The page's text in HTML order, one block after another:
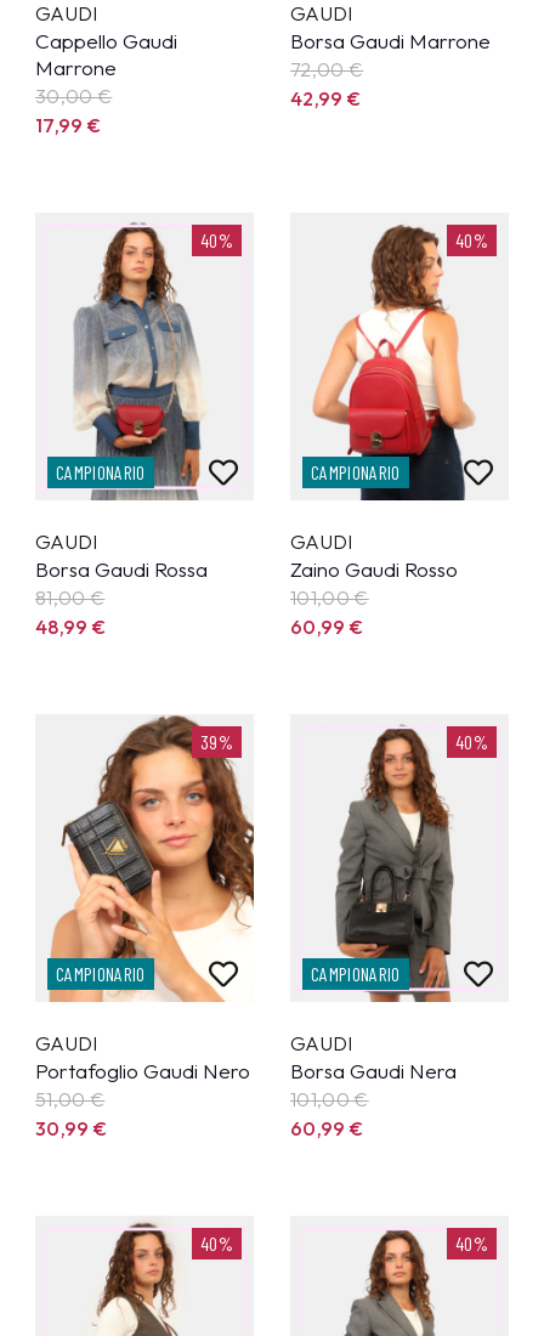
GAUDI
Cappello Gaudi
Marrone
30,00 €
17,99€
GAUDI
Borsa Gaudi Marrone
72,00 €
42,99€
40%
CAMPIONARIO
GAUDI
Borsa Gaudi Rossa
81,00 €
48,99€
40%
CAMPIONARIO
GAUDI
Zaino Gaudi Rosso
101,00 €
60,99€
39%
CAMPIONARIO
GAUDI
Portafoglio Gaudi Nero
51,00 €
30,99€
40%
CAMPIONARIO
GAUDI
Borsa Gaudi Nera
101,00 €
60,99€
40% 40%